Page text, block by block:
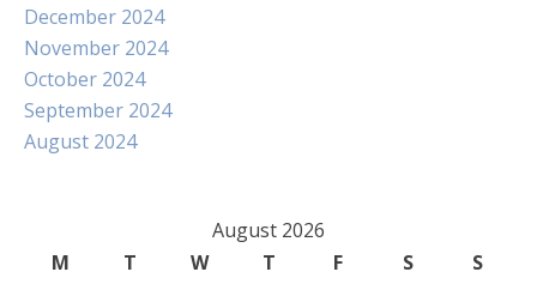
December 2024
November 2024
October 2024
September 2024
August 2024
August 2026
M
T W T F S
S